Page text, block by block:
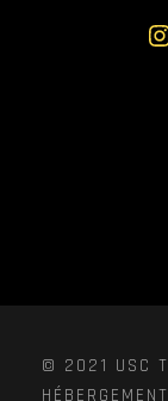
Instagram
© 2021 USC